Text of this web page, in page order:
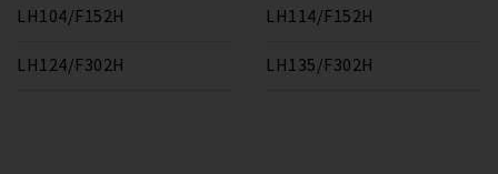
LH104/F152H
LH114/F152H
LH124/F302H LH135/F302H